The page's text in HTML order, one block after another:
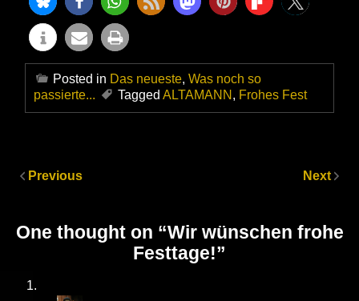
Posted in Das neueste, Was noch so
passierte...
Tagged ALTAMANN , Frohes Fest
Previous Next
One thought on “Wir wünschen frohe
Festtage!”